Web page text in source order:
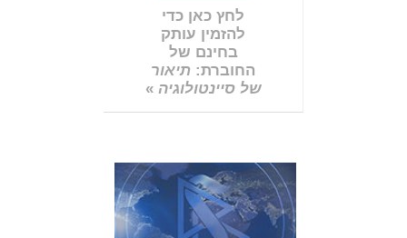
לחץ כאן כדי
להזמין עותק
בחינם של
החוברת: תיאור
של סיינטולוגיה »